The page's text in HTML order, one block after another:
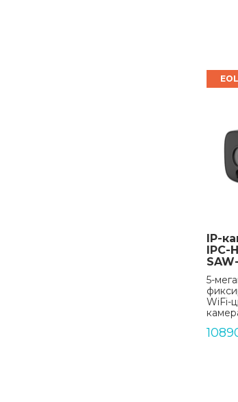
IP-
IPC-
5-
WiFi-